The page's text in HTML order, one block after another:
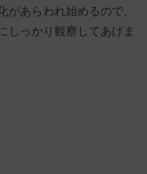
があらわれ始めるので、
しっかり観察してあげま